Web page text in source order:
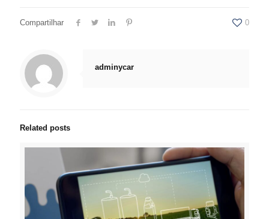
Compartilhar 0
adminycar
Related posts